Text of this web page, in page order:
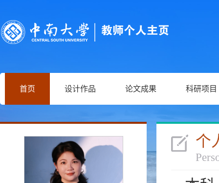
首页 设计作品 论文成果 科研项目
个